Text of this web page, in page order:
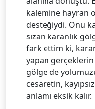
kalemine hayran
desteğiydi. Onu
sızan karanlık
fark ettim ki,
yapan gerçeklerin
gölge de
cesaretin,
anlamı eksik kalır.